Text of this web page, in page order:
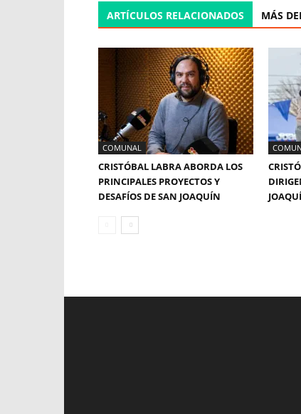
ARTÍCULOS RELACIONADOS MÁS
COMUNAL
CRISTÓBAL LABRA ABORDA LOS
PRINCIPALES PROYECTOS Y
DESAFÍOS DE SAN JOAQUÍN